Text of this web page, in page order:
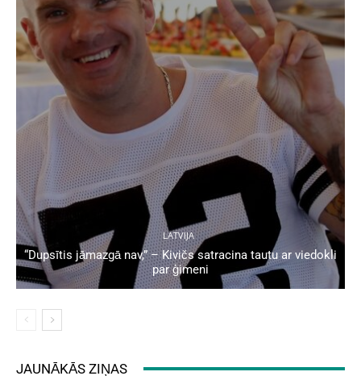
LATVIJA
“Dupsītis jāmazgā nav,” – Kivičs satracina tautu ar viedokli
par ģimeni
JAUNĀKĀS ZIŅAS